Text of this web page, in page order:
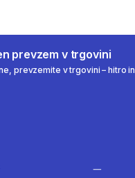
prevzem v trgovini
prevzemite v trgovini – hitro in